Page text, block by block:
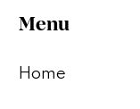
Menu
Home